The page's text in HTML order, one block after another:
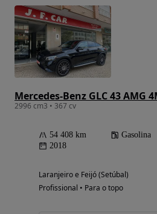
2996 cm3 • 367 cv
54 408 km Gasolina
2018
Laranjeiro e Feijó (Setúbal)
Profissional • Para o topo